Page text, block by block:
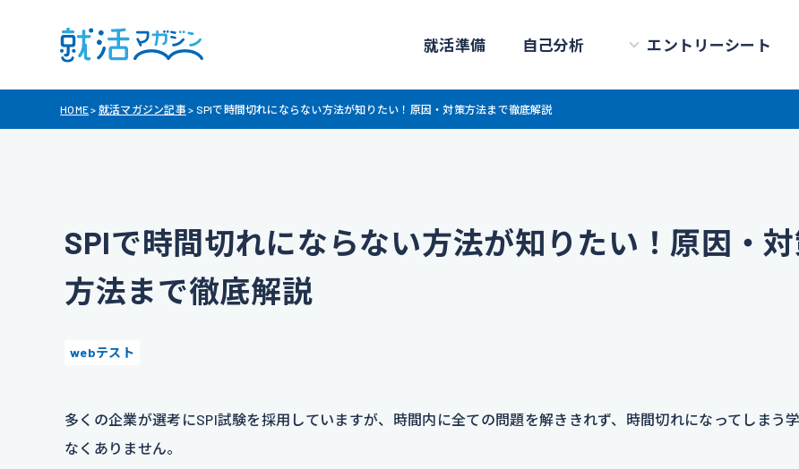
就活準備 自己分析 エントリーシート
HOME> 就活マガジン記事 > SPIで時間切れにならない方法が知りたい！原因・対策方法まで徹底解説
SPIで時間切れにならない方法が知りたい！原因・
方法まで徹底解説
webテスト
多くの企業が選考にSPI試験を採用していますが、時間内に全ての問題を解ききれず、時間切れになってしまう
なくありません。